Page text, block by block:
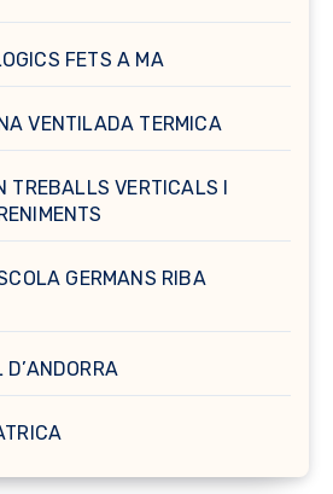
FETS A MA
VENTILADA TERMICA
TREBALLS VERTICALS I
GERMANS RIBA